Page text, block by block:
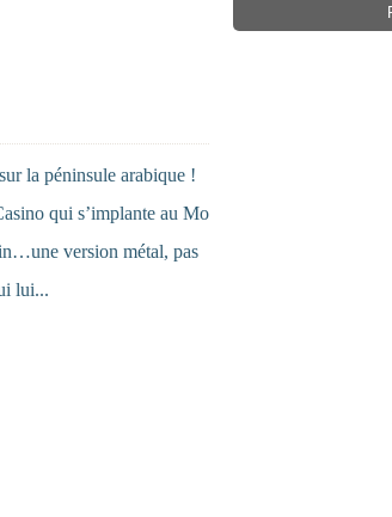
la péninsule arabique !
qui s’implante au Mo
version métal, pas
lui...